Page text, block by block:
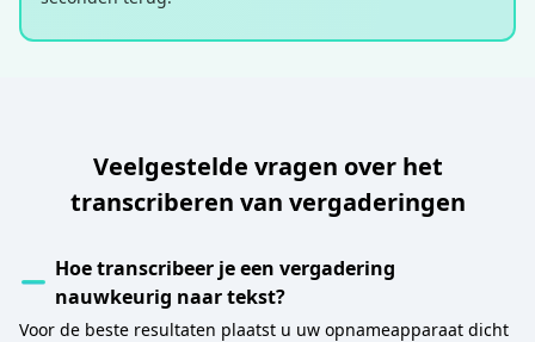
Veelgestelde vragen over het
transcriberen van vergaderingen
Hoe transcribeer je een vergadering
nauwkeurig naar tekst?
Voor de beste resultaten plaatst u uw opnameapparaat dicht